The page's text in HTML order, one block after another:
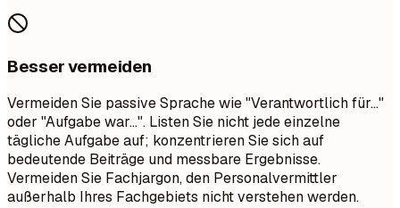
Besser vermeiden
Vermeiden Sie passive Sprache wie "Verantwortlich für..."
oder "Aufgabe war...". Listen Sie nicht jede einzelne
tägliche Aufgabe auf; konzentrieren Sie sich auf
bedeutende Beiträge und messbare Ergebnisse.
Vermeiden Sie Fachjargon, den Personalvermittler
außerhalb Ihres Fachgebiets nicht verstehen werden.